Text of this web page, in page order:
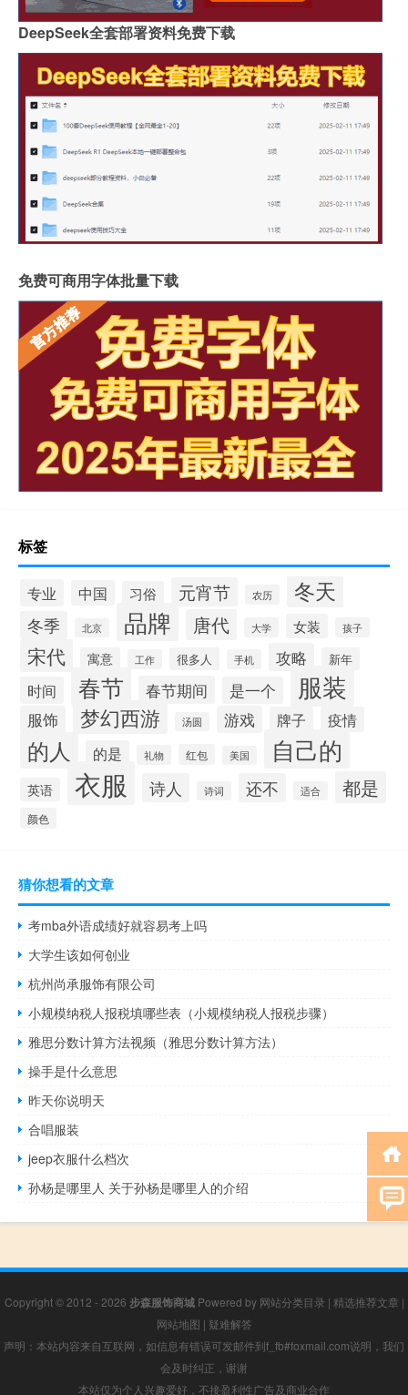
DeepSeek全套部署资料免费下载
免费可商用字体批量下载
标签
专业 中国 习俗 元宵节 农历 冬天
冬季 北京 品牌 唐代 大学 女装 孩子
宋代 寓意 工作 很多人 手机 攻略 新年
时间 春节 春节期间 是一个 服装
服饰 梦幻西游 汤圆 游戏 牌子 疫情
的人 的是 礼物 红包 美国 自己的
英语 衣服 诗人 诗词 还不 适合 都是
颜色
猜你想看的文章
考mba外语成绩好就容易考上吗
大学生该如何创业
杭州尚承服饰有限公司
小规模纳税人报税填哪些表（小规模纳税人报税步骤）
雅思分数计算方法视频（雅思分数计算方法）
操手是什么意思
昨天你说明天
合唱服装
jeep衣服什么档次
孙杨是哪里人 关于孙杨是哪里人的介绍
Copyright © 2012 - 2026 步森服饰商城Powered by 网站分类目录 | 精选推荐文章 |
网站地图 | 疑难解答
声明：本站内容来自互联网，如信息有错误可发邮件到f_fb#foxmail.com说明，我们
会及时纠正，谢谢
本站仅为个人兴趣爱好，不接盈利性广告及商业合作